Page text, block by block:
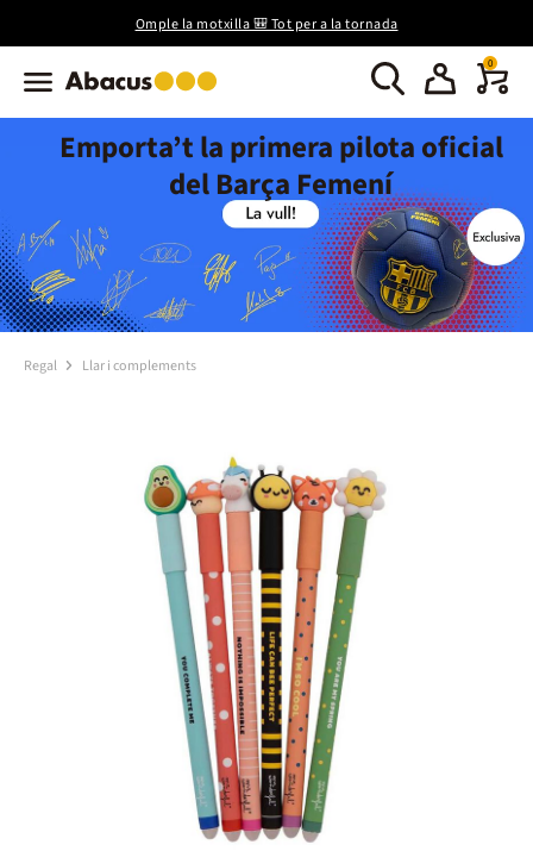
Omple la motxilla 🎒 Tot per a la tornada
0
Emporta’t la primera pilota oficial
del Barça Femení
Regal Llar i complements